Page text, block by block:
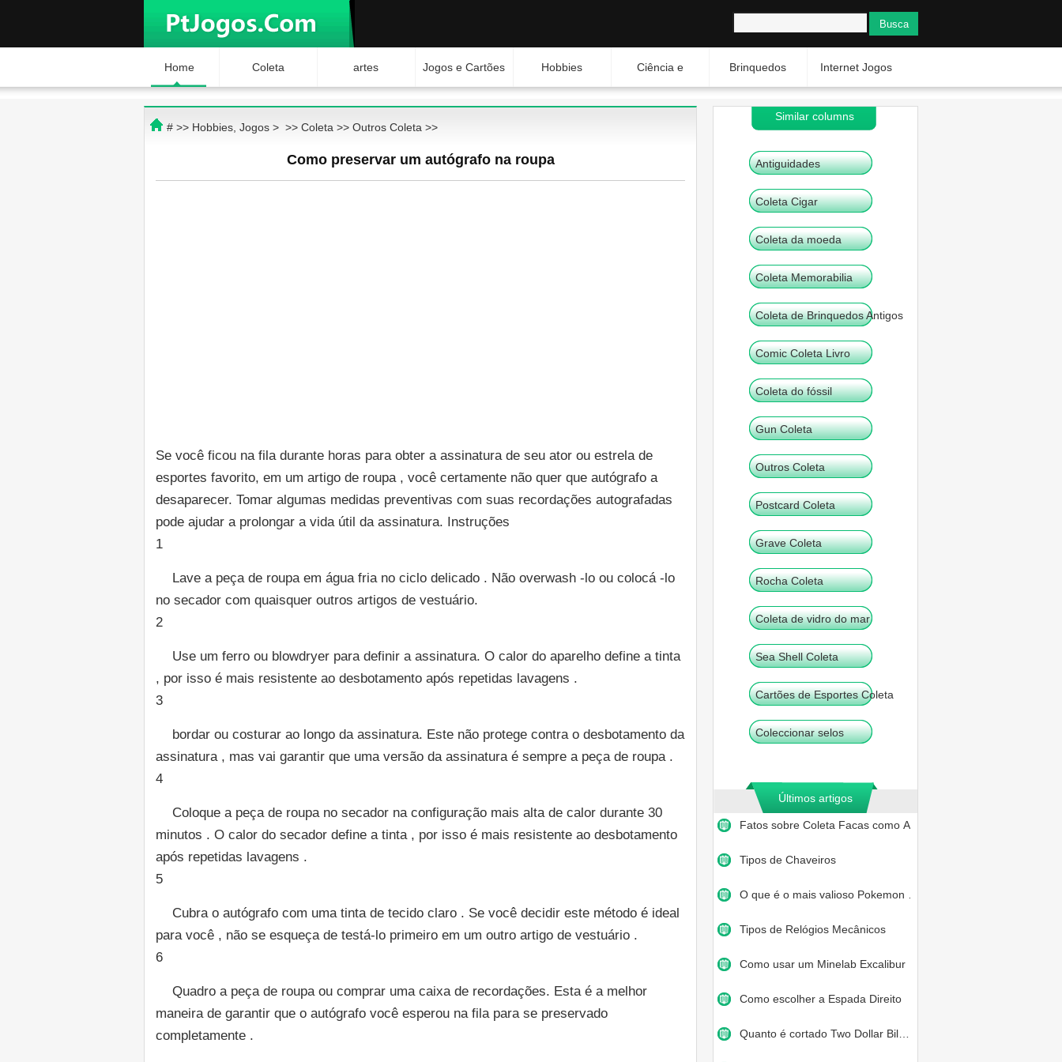
Home Coleta artes Jogos e Cartões Hobbies Ciência e
Natureza
Brinquedos Internet Jogos
Similar columns
Antiguidades
Coleta Cigar
Coleta da moeda
Coleta Memorabilia
Coleta de Brinquedos Antigos
Comic Coleta Livro
Coleta do fóssil
Gun Coleta
Outros Coleta
Postcard Coleta
Grave Coleta
Rocha Coleta
Coleta de vidro do mar
Sea Shell Coleta
Cartões de Esportes Coleta
Coleccionar selos
Últimos artigos
Fatos sobre Coleta Facas como Ar…
Tipos de Chaveiros
O que é o mais valioso Pokemon …
Tipos de Relógios Mecânicos
Como usar um Minelab Excalibur
Como escolher a Espada Direito
Quanto é cortado Two Dollar Bil…
# >> Hobbies, Jogos> >> Coleta >> Outros Coleta >>
Como preservar um autógrafo na roupa
Se você ficou na fila durante horas para obter a assinatura de seu ator ou estrela de
esportes favorito, em um artigo de roupa , você certamente não quer que autógrafo a
desaparecer. Tomar algumas medidas preventivas com suas recordações autografadas
pode ajudar a prolongar a vida útil da assinatura. Instruções
1
Lave a peça de roupa em água fria no ciclo delicado . Não overwash -lo ou colocá -lo
no secador com quaisquer outros artigos de vestuário.
2
Use um ferro ou blowdryer para definir a assinatura. O calor do aparelho define a tinta
, por isso é mais resistente ao desbotamento após repetidas lavagens .
3
bordar ou costurar ao longo da assinatura. Este não protege contra o desbotamento da
assinatura , mas vai garantir que uma versão da assinatura é sempre a peça de roupa .
4
Coloque a peça de roupa no secador na configuração mais alta de calor durante 30
minutos . O calor do secador define a tinta , por isso é mais resistente ao desbotamento
após repetidas lavagens .
5
Cubra o autógrafo com uma tinta de tecido claro . Se você decidir este método é ideal
para você , não se esqueça de testá-lo primeiro em um outro artigo de vestuário .
6
Quadro a peça de roupa ou comprar uma caixa de recordações. Esta é a melhor
maneira de garantir que o autógrafo você esperou na fila para se preservado
completamente .